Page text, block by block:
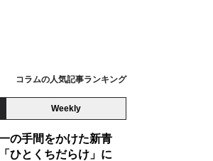
コラムの人気記事ランキング
Weekly
の手間をかけた新青
ひとくちだらけ」に